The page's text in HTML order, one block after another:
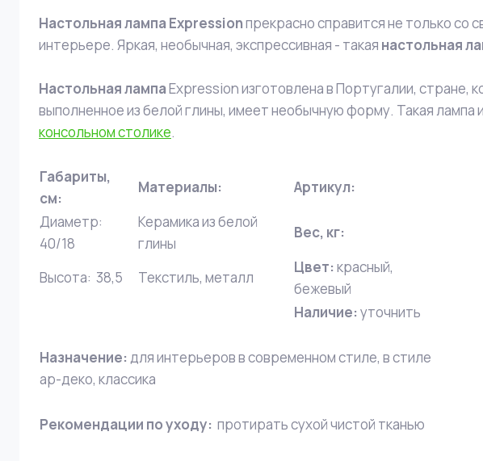
Настольная лампа Expressionпрекрасно справится не только со
интерьере. Яркая, необычная, экспрессивная - такая настольная
Настольная лампаExpression изготовлена в Португалии, стране,
выполненное из белой глины, имеет необычную форму. Такая лампа
консольном столике.
Габариты,
см:
Материалы:
Артикул:
Диаметр:
40/18
Керамика из белой
глины
Вес, кг:
Высота: 38,5 Текстиль, металл
Цвет: красный,
бежевый
Наличие: уточнить
Назначение: для интерьеров в современном стиле, в стиле
ар-деко, классика
Рекомендации по уходу: протирать сухой чистой тканью